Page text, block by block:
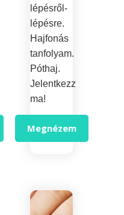
lépésről-
lépésre.
Hajfonás
tanfolyam.
Póthaj.
Jelentkezz
ma!
Megnézem